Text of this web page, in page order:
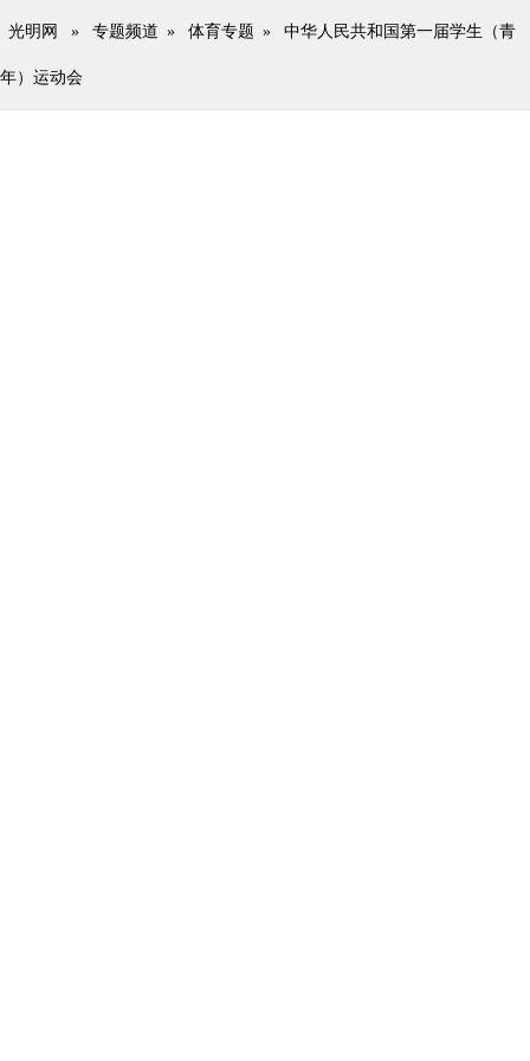
光明网 » 专题频道 » 体育专题 » 中华人民共和国第一届学生（青
年）运动会